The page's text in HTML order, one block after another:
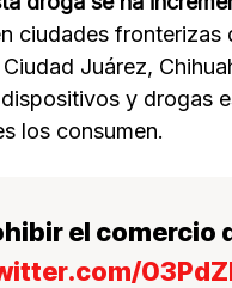
ciudades fronterizas
Juárez,
y drogas
los consumen.
el comercio